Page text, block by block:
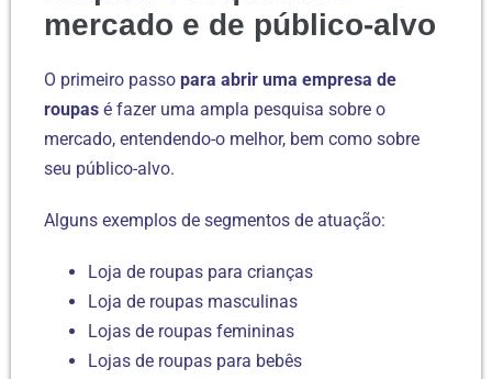
mercado e de público-alvo
O primeiro passo para abrir uma empresa de
roupas é fazer uma ampla pesquisa sobre o
mercado, entendendo-o melhor, bem como sobre
seu público-alvo.
Alguns exemplos de segmentos de atuação:
Loja de roupas para crianças
Loja de roupas masculinas
Lojas de roupas femininas
Lojas de roupas para bebês